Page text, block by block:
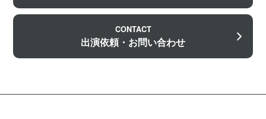
CONTACT
出演依頼・お問い合わせ